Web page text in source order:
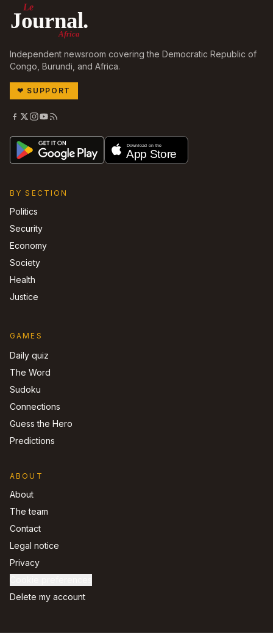
Le
Journal.
Africa
Independent newsroom covering the Democratic Republic of
Congo, Burundi, and Africa.
❤ SUPPORT
BY SECTION
Politics
Security
Economy
Society
Health
Justice
GAMES
Daily quiz
The Word
Sudoku
Connections
Guess the Hero
Predictions
ABOUT
About
The team
Contact
Legal notice
Privacy
Delete my account